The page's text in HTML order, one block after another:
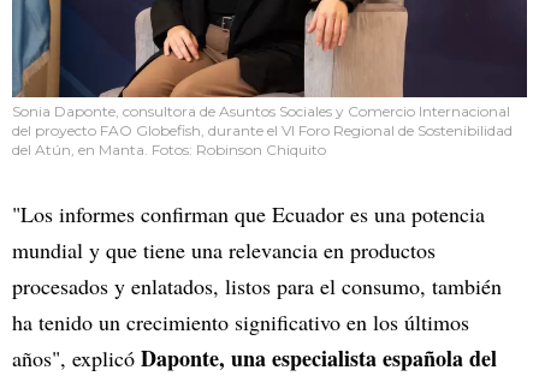
Sonia Daponte, consultora de Asuntos Sociales y Comercio Internacional
del proyecto FAO Globefish, durante el VI Foro Regional de Sostenibilidad
del Atún, en Manta. Fotos: Robinson Chiquito
"Los informes confirman que Ecuador es una potencia
mundial y que tiene una relevancia en productos
procesados y enlatados, listos para el consumo, también
ha tenido un crecimiento significativo en los últimos
años", explicó Daponte, una especialista española del